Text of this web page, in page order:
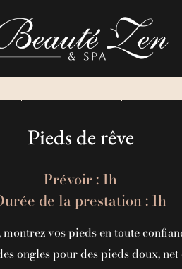
Pieds de rêve
Prévoir : 1h
de la prestation : 1h
montrez vos pieds en toute
ongles pour des pieds doux,